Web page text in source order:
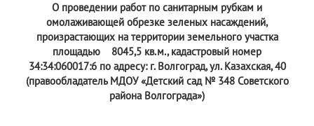
О проведении работ по санитарным рубкам и
омолаживающей обрезке зеленых насаждений,
произрастающих на территории земельного участка
площадью
8045,5 кв.м., кадастровый номер
34:34:060017:6 по адресу: г. Волгоград, ул. Казахская, 40
(правообладатель МДОУ «Детский сад № 348 Советского
района Волгограда»)